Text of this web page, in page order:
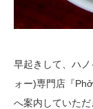
早起きして、ハ
ォー)専門店『
へ案内していただ